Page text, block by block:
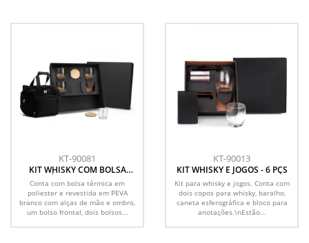
KT-90081
KIT WHISKY COM BOLSA
TÉRMICA - 9 PÇS
Conta com bolsa térmica em
poliester e revestida em PEVA
branco com alças de mão e ombro,
um bolso frontal, dois bolsos...
KT-90013
KIT WHISKY E JOGOS - 6 PÇS
Kit para whisky e jogos. Conta com
dois copos para whisky, baralho,
caneta esferográfica e bloco para
anotações.\nEstão...